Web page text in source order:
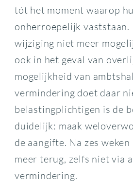
tót het moment waarop
onherroepelijk vaststaan.
wijziging niet meer
ook in het geval van
mogelijkheid van
vermindering doet daar
belastingplichtigen is de
duidelijk: maak
de aangifte. Na zes
meer terug, zelfs niet via
vermindering.